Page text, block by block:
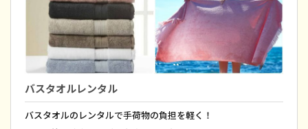
バスタオルレンタル
バスタオルのレンタルで手荷物の負担を軽く！